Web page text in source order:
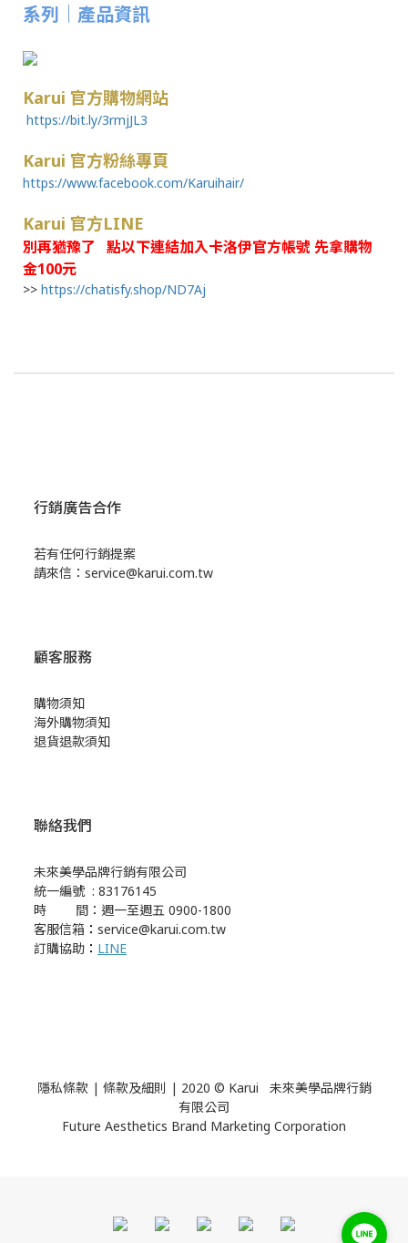
系列｜產品資訊
Karui 官方購物網站
https://bit.ly/3rmjJL3
Karui 官方粉絲專頁
https://www.facebook.com/Karuihair/
Karui 官方LINE
別再猶豫了 點以下連結加入卡洛伊官方帳號 先拿購物
金100元
>> https://chatisfy.shop/ND7Aj
行銷廣告合作
若有任何行銷提案
請來信：service@karui.com.tw
顧客服務
購物須知
海外購物須知
退貨退款須知
聯絡我們
未來美學品牌行銷有限公司
統一編號 : 83176145
時 間：週一至週五 0900-1800
客服信箱 ： service@karui.com.tw
訂購協助 ： LINE
隱私條款 | 條款及細則 | 2020 © Karui 未來美學品牌行銷
有限公司
Future Aesthetics Brand Marketing Corporation